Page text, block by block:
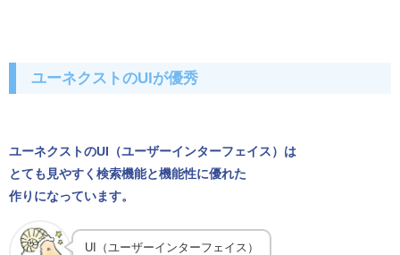
ユーネクストのUIが優秀
ユーネクストのUI（ユーザーインターフェイス）は
とても見やすく検索機能と機能性に優れた
作りになっています。
UI（ユーザーインターフェイス）